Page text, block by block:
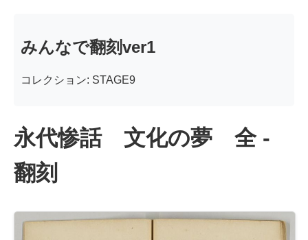
みんなで翻刻ver1
コレクション: STAGE9
永代惨話 文化の夢 全 -
翻刻